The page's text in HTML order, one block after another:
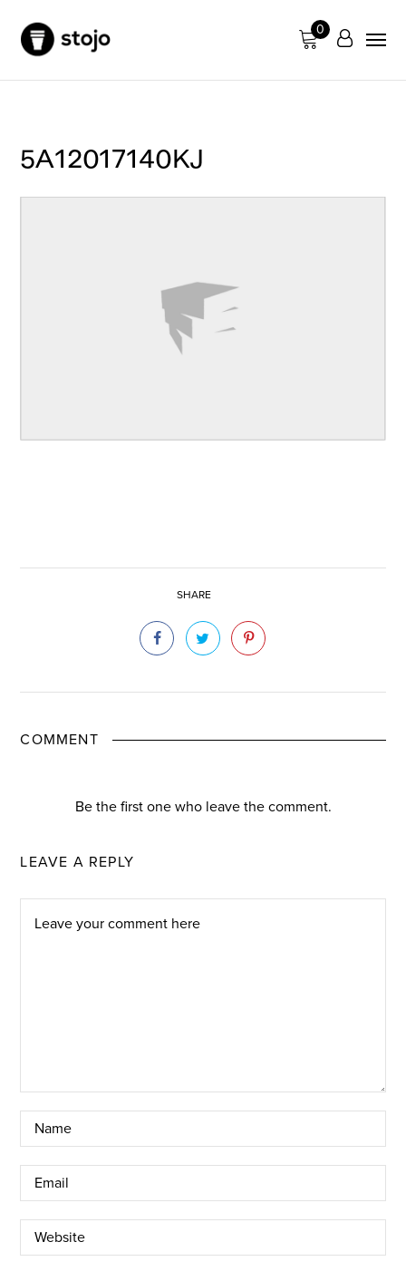
0
5A12017140KJ
SHARE
COMMENT
Be the first one who leave the comment.
LEAVE A REPLY